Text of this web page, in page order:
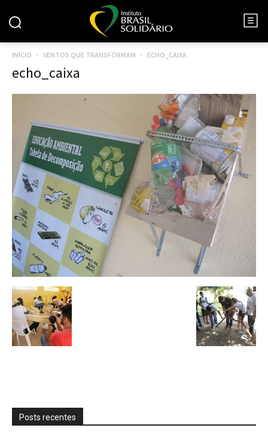
INÍCIO VENTOS QUE TRANSFORMAM ECHO_CAIXA
echo_caixa
Posts recentes